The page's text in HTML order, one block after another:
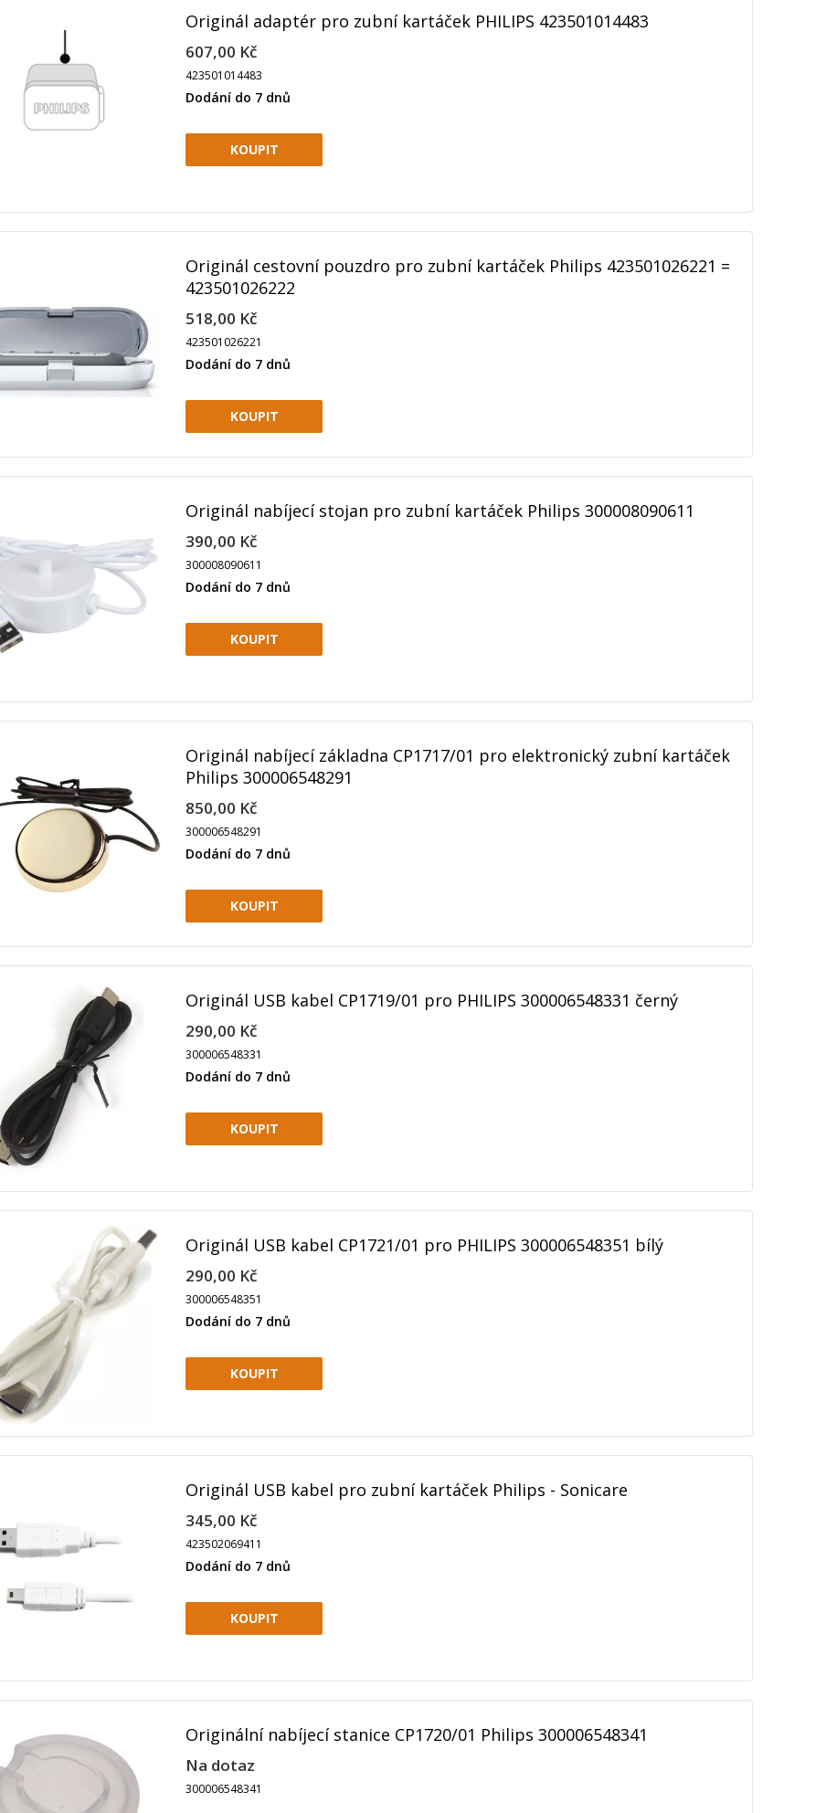
Originál adaptér pro zubní kartáček PHILIPS 423501014483
607,00 Kč
423501014483
Dodání do 7 dnů
Originál cestovní pouzdro pro zubní kartáček Philips 423501026221 =
423501026222
518,00 Kč
423501026221
Dodání do 7 dnů
Originál nabíjecí stojan pro zubní kartáček Philips 300008090611
390,00 Kč
300008090611
Dodání do 7 dnů
Originál nabíjecí základna CP1717/01 pro elektronický zubní kartáček
Philips 300006548291
850,00 Kč
300006548291
Dodání do 7 dnů
Originál USB kabel CP1719/01 pro PHILIPS 300006548331 černý
290,00 Kč
300006548331
Dodání do 7 dnů
Originál USB kabel CP1721/01 pro PHILIPS 300006548351 bílý
290,00 Kč
300006548351
Dodání do 7 dnů
Originál USB kabel pro zubní kartáček Philips - Sonicare
345,00 Kč
423502069411
Dodání do 7 dnů
Originální nabíjecí stanice CP1720/01 Philips 300006548341
Na dotaz
300006548341